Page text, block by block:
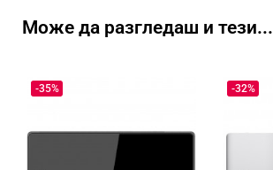
Може да разгледаш и тези...
-35% -32%